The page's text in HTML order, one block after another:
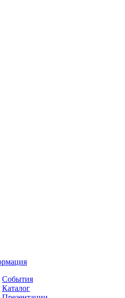
События
Каталог